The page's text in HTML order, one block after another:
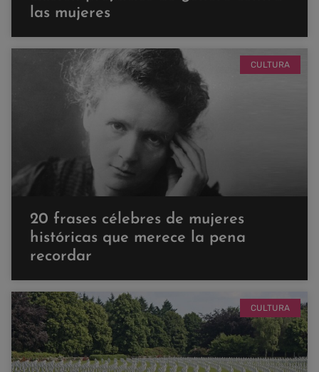
las mujeres
CULTURA
20 frases célebres de mujeres
históricas que merece la pena
recordar
CULTURA